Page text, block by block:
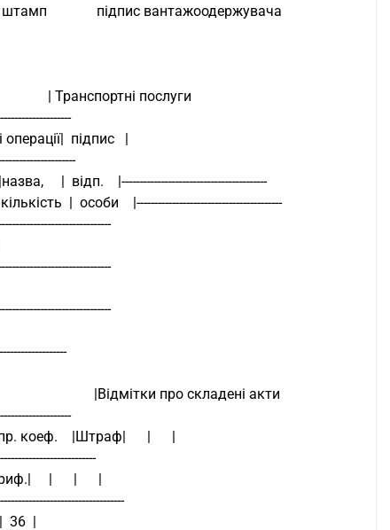
штамп              підпис вантажоодержувача
| Транспортні послуги
підпис   |
|  відп.    |-----------------------------------------
|  особи    |-----------------------------------------
|Відмітки про складені акти
коеф.    |Штраф|      |      |
|      |      |
36  |